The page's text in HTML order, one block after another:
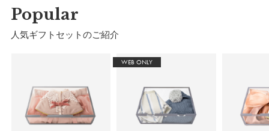
■ ご注意
・土日祝日および当社長期休業日（年末年始・ゴールデンウィ
ーク・お盆等）は出荷業務とお問い合わせ対応がお休みとな
遅れる可能性があるため、あらかじめご了承ください。
ずご連絡ください。
■ お客様都合による返品・交換
早急に対応させていただきます。交換の際の往復の手数料は、
弊社で負担いたします。
Popular
人気ギフトセットのご紹介
WEB ONLY